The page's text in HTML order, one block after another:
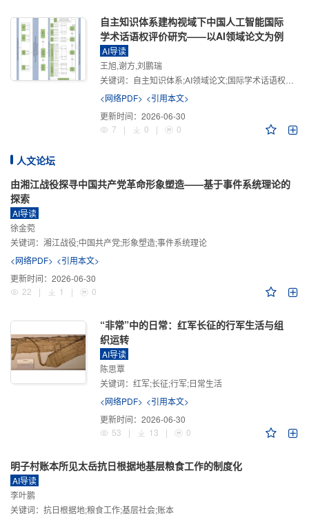
自主知识体系建构视域下中国人工智能国际
学术话语权评价研究——以AI领域论文为例
AI导读
王旭,谢方,刘鹏瑞
关键词： 自主知识体系;AI领域论文;国际学术话语权评价;学术影响力;学术感知力;学术传播力;学术引领力
<网络PDF> <引用本文>
更新时间： 2026-06-30
7
| 0 | 0
人文论坛
由湘江战役探寻中国共产党革命形象塑造——基于事件系统理论的
探索
AI导读
徐金菀
关键词： 湘江战役;中国共产党;形象塑造;事件系统理论
<网络PDF> <引用本文>
更新时间： 2026-06-30
22
| 1 | 0
“非常”中的日常：红军长征的行军生活与组
织运转
AI导读
陈思覃
关键词： 红军;长征;行军;日常生活
<网络PDF> <引用本文>
更新时间： 2026-06-30
53
| 13 | 0
明子村账本所见太岳抗日根据地基层粮食工作的制度化
AI导读
李叶鹏
关键词： 抗日根据地;粮食工作;基层社会;账本